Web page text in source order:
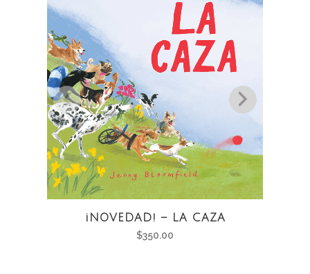
¡NOVEDAD! – LA CAZA
$350.00